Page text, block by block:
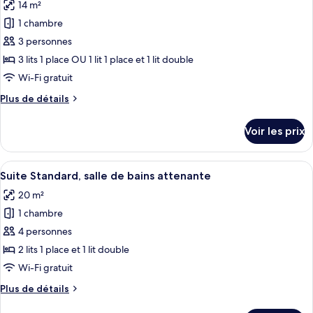
bains
attenante
Chambre
Double
salle
de
bains
attenante
les
photos
pour
ce
type
chambre :
Standard,
salle
de
bains
attenante
14 m²
1 chambre
3 personnes
3 lits 1 place OU 1 lit 1 place et 1 lit double
Wi-Fi gratuit
Plus de détails
Plus
le
type
de
Chambre
Triple
salle
de
bains
attenante
Voir les prix
Afficher
toutes
les
photos
pour
ce
type
chambre :
Une chambre d’hôtel moderne
12
Suite Standard, salle de bains attenante
20 m²
1 chambre
4 personnes
2 lits 1 place et 1 lit double
Wi-Fi gratuit
Plus de détails
Plus